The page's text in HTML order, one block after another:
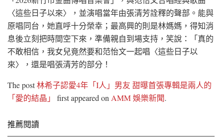
〈這些日子以來〉，並演唱當年由張清芳詮釋的聲部。能與
原唱同台，她直呼十分榮幸；最高興的則是林媽媽，得知消
息後立刻把時間空下來，準備親自到場支持，笑說：「真的
不敢相信，我女兒竟然要和范怡文一起唱〈這些日子以
來〉，還是唱張清芳的部分！
The post林希子認愛4年「I人」男友 甜曝首張專輯是兩人的
「愛的結晶」
first appeared onAMM 娛樂新聞.
推薦閱讀